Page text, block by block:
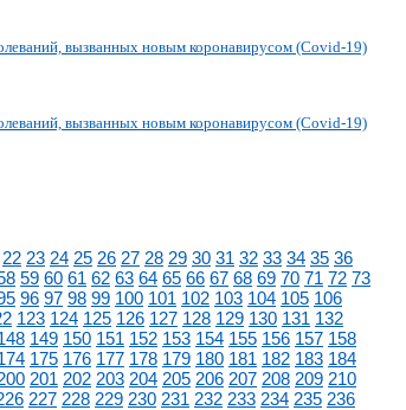
вызванных новым коронавирусом (Covid-19)
вызванных новым коронавирусом (Covid-19)
22 23 24 25 26 27 28 29 30 31 32 33 34 35 36
59 60 61 62 63 64 65 66 67 68 69 70 71 72 73
96 97 98 99 100 101 102 103 104 105 106
123 124 125 126 127 128 129 130 131 132
149 150 151 152 153 154 155 156 157 158
175 176 177 178 179 180 181 182 183 184
201 202 203 204 205 206 207 208 209 210
227 228 229 230 231 232 233 234 235 236